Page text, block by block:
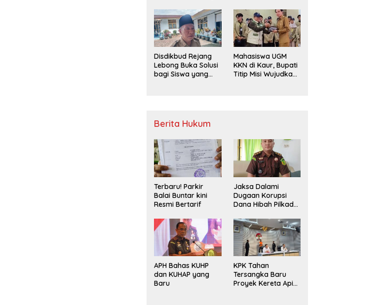
Bullying,
Kadisdikbud: Patut
Jadi Contoh
Disdikbud Rejang
Lebong Buka Solusi
bagi Siswa yang
Mahasiswa UGM
KKN di Kaur, Bupati
Titip Misi Wujudkan
Berita Hukum
Terbaru! Parkir
Balai Buntar kini
Resmi Bertarif
Jaksa Dalami
Dugaan Korupsi
Dana Hibah Pilkada
Kaur
APH Bahas KUHP
dan KUHAP yang
Baru
KPK Tahan
Tersangka Baru
Proyek Kereta Api